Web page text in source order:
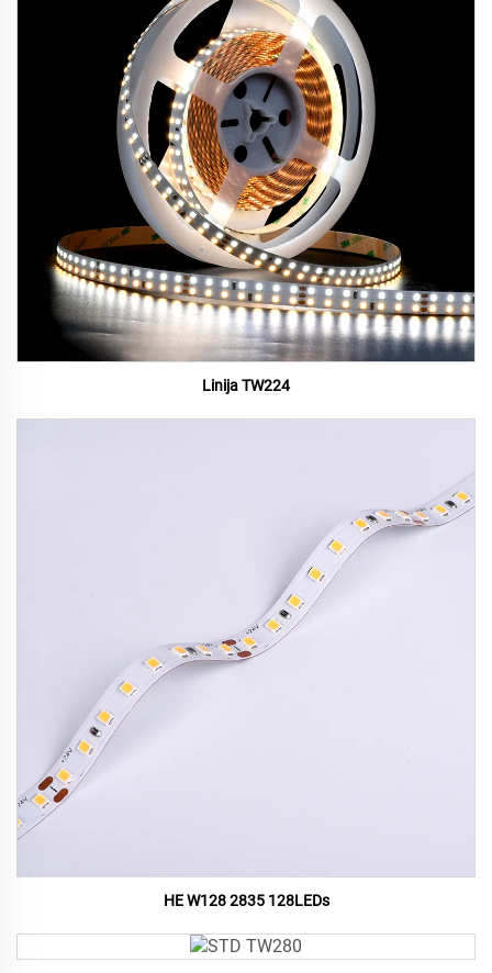
Linija TW224
HE W128 2835 128LEDs